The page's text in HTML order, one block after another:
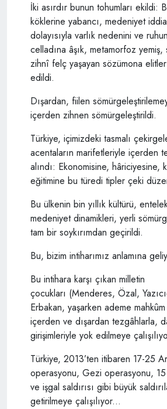
İki asırdır bunun tohumları ekildi:
köklerine yabancı, medeniyet
dolayısıyla varlık nedenini ve
celladına âşık, metamorfoz yemiş,
zihnî felç yaşayan sözümona
edildi.
Dışardan, fiilen
içerden zihnen sömürgeleştirildi.
Türkiye, içimizdeki tasmalı
acentaların marifetleriyle içerden
alındı: Ekonomisine, hâriciyesine,
eğitimine bu türedi tipler çeki
Bu ülkenin bin yıllık kültürü,
medeniyet dinamikleri, yerli
tam bir soykırımdan geçirildi.
Bu, bizim intiharımız anlamına
Bu intihara karşı çıkan milletin
çocukları (Menderes, Özal,
Erbakan, yaşarken ademe
içerden ve dışardan tezgâhlarla,
girişimleriyle yok edilmeye
Türkiye, 2013’ten itibaren 17-25
operasyonu, Gezi operasyonu,
ve işgal saldırısı gibi büyük
getirilmeye çalışılıyor...